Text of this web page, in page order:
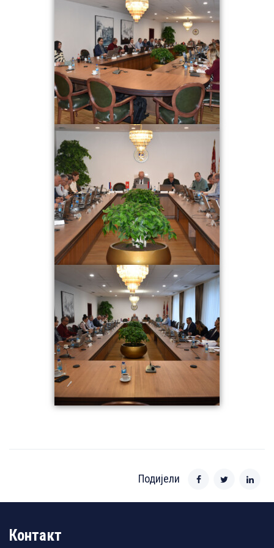
Подијели
Контакт